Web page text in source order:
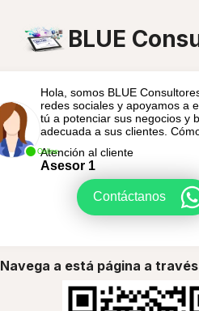
BLUE
Online
Hola, somos BLUE
redes sociales y apoyamos a
tú a potenciar sus negocios y
adecuada a sus clientes.
Atención al cliente
Asesor 1
Contáctanos
Navega a está página a